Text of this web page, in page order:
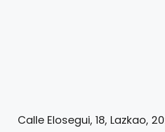
Calle Elosegui, 18, Lazkao,